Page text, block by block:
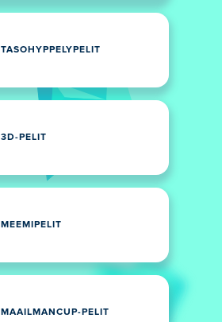
TASOHYPPELYPELIT
3D-PELIT
MEEMIPELIT
MAAILMANCUP-PELIT